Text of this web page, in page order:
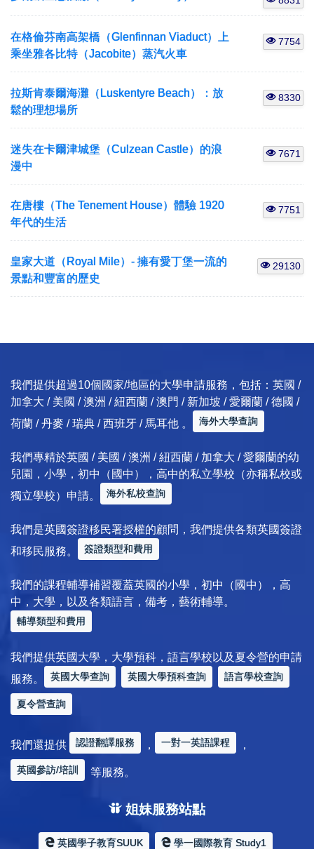
在格倫芬南高架橋（Glenfinnan Viaduct）上
乘坐雅各比特（Jacobite）蒸汽火車
7754
拉斯肯泰爾海灘（Luskentyre Beach）：放
鬆的理想場所
8330
迷失在卡爾津城堡（Culzean Castle）的浪
漫中
7671
在唐樓（The Tenement House）體驗 1920
年代的生活
7751
皇家大道（Royal Mile）- 擁有愛丁堡一流的
景點和豐富的歷史
29130
我們提供超過10個國家/地區的大學申請服務，包括：英國 /
加拿大 / 美國 / 澳洲 / 紐西蘭 / 澳門 / 新加坡 / 愛爾蘭 / 德國 /
荷蘭 / 丹麥 / 瑞典 / 西班牙 / 馬耳他 。
海外大學查詢
我們專精於英國 / 美國 / 澳洲 / 紐西蘭 / 加拿大 / 愛爾蘭的幼
兒園，小學，初中（國中），高中的私立學校（亦稱私校或
獨立學校）申請。
海外私校查詢
我們是英國簽證移民署授權的顧問，我們提供各類英國簽證
和移民服務。
簽證類型和費用
我們的課程輔導補習覆蓋英國的小學，初中（國中），高
中，大學，以及各類語言，備考，藝術輔導。
輔導類型和費用
我們提供英國大學，大學預科，語言學校以及夏令營的申請
服務。
英國大學查詢 英國大學預科查詢 語言學校查詢
夏令營查詢
我們還提供 認證翻譯服務 ， 一對一英語課程 ，
英國參訪/培訓 等服務。
姐妹服務站點
英國學子教育SUUK 學一國際教育 Study1